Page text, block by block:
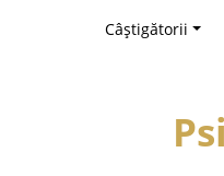
Câștigătorii